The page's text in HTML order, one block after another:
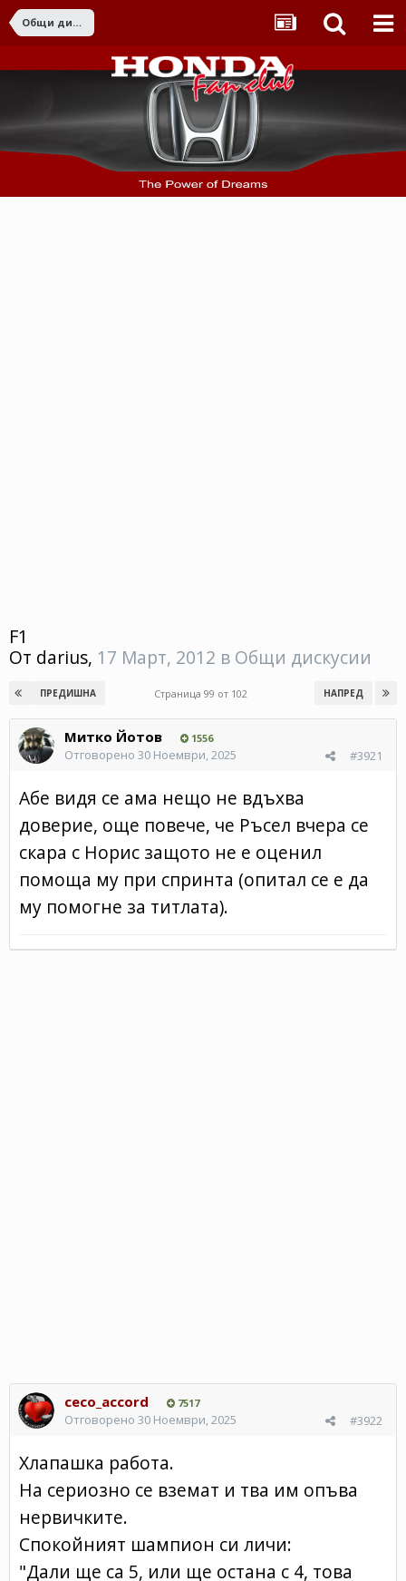
Общи дискусии
F1
От darius, 17 Март, 2012 в Общи дискусии
ПРЕДИШНА НАПРЕД
Страница 99 от 102
Митко Йотов 1556
#3921
Отговорено 30 Ноември, 2025
Абе видя се ама нещо не вдъхва
доверие, още повече, че Ръсел вчера се
скара с Норис защото не е оценил
помоща му при спринта (опитал се е да
му помогне за титлата).
ceco_accord 7517
#3922
Отговорено 30 Ноември, 2025
Хлапашка работа.
На сериозно се вземат и тва им опъва
нервичките.
Спокойният шампион си личи:
"Дали ще са 5, или ще остана с 4, това